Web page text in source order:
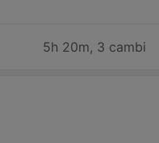
5h 20m, 3 cambi